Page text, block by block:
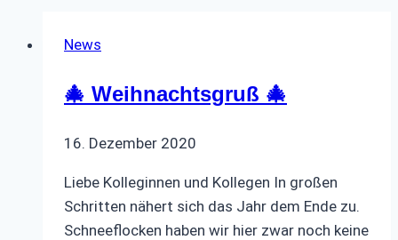
News
🎄 Weihnachtsgruß 🎄
16. Dezember 2020
Liebe Kolleginnen und Kollegen In großen
Schritten nähert sich das Jahr dem Ende zu.
Schneeflocken haben wir hier zwar noch keine